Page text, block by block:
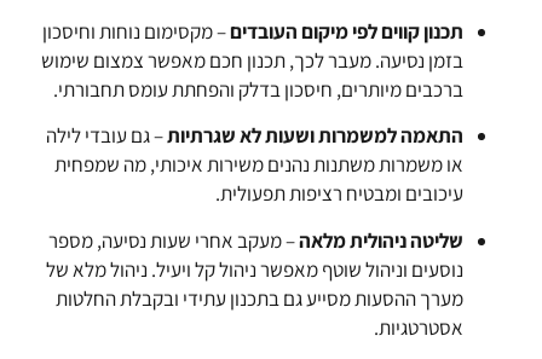
תכנון קווים לפי מיקום העובדים– מקסימום נוחות וחיסכון
בזמן נסיעה. מעבר לכך, תכנון חכם מאפשר צמצום שימוש
ברכבים מיותרים, חיסכון בדלק והפחתת עומס תחבורתי.
התאמה למשמרות ושעות לא שגרתיות– גם עובדי לילה
או משמרות משתנות נהנים משירות איכותי, מה שמפחית
עיכובים ומבטיח רציפות תפעולית.
שליטה ניהולית מלאה– מעקב אחרי שעות נסיעה, מספר
נוסעים וניהול שוטף מאפשר ניהול קל ויעיל. ניהול מלא של
מערך ההסעות מסייע גם בתכנון עתידי ובקבלת החלטות
אסטרטגיות.